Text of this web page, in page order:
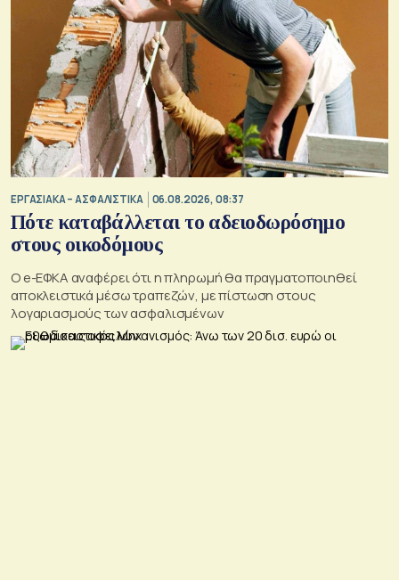
ΕΡΓΑΣΙΑΚΑ – ΑΣΦΑΛΙΣΤΙΚΑ 06.08.2026, 08:37
Πότε καταβάλλεται το αδειοδωρόσημο
στους οικοδόμους
O e-ΕΦΚΑ αναφέρει ότι η πληρωμή θα πραγματοποιηθεί
αποκλειστικά μέσω τραπεζών, με πίστωση στους
λογαριασμούς των ασφαλισμένων